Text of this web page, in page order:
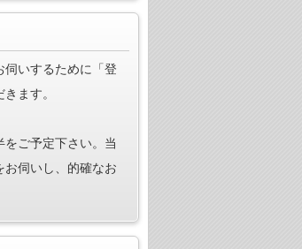
伺いするために「登
ます。
ご予定下さい。当
お伺いし、的確なお